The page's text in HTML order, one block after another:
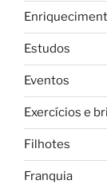
Estudos
Eventos
Exercícios e
Filhotes
Franquia